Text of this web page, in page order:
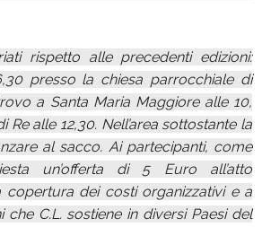
rispetto alle precedenti edizioni:
presso la chiesa parrocchiale di
a Santa Maria Maggiore alle 10,
Re alle 12,30. Nell’area sottostante la
al sacco. Ai partecipanti, come
un’offerta di 5 Euro all’atto
copertura dei costi organizzativi e a
C.L. sostiene in diversi Paesi del